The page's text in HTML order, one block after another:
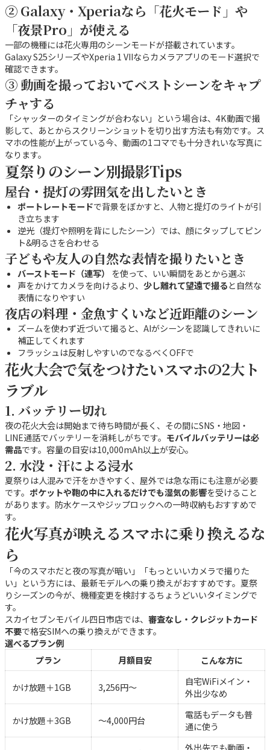
② Galaxy・Xperiaなら「花火モード」や
「夜景Pro」が使える
一部の機種には花火専用のシーンモードが搭載されています。
Galaxy S25シリーズやXperia 1 VIIならカメラアプリのモード選択で
確認できます。
③ 動画を撮っておいてベストシーンをキャプ
チャする
「シャッターのタイミングが合わない」という場合は、4K動画で撮
影して、あとからスクリーンショットを切り出す方法も有効です。ス
マホの性能が上がっている今、動画の1コマでも十分きれいな写真に
なります。
夏祭りのシーン別撮影Tips
屋台・提灯の雰囲気を出したいとき
ポートレートモードで背景をぼかすと、人物と提灯のライトが引
き立ちます
逆光（提灯や照明を背にしたシーン）では、顔にタップしてピン
ト&明るさを合わせる
子どもや友人の自然な表情を撮りたいとき
バーストモード（連写）
を使って、いい瞬間をあとから選ぶ
声をかけてカメラを向けるより、少し離れて望遠で撮る と自然な
表情になりやすい
夜店の料理・金魚すくいなど近距離のシーン
ズームを使わず近づいて撮ると、AIがシーンを認識してきれいに
補正してくれます
フラッシュは反射しやすいのでなるべくOFFで
花火大会で気をつけたいスマホの2大ト
ラブル
1. バッテリー切れ
夜の花火大会は開始まで待ち時間が長く、その間にSNS・地図・
LINE通話でバッテリーを消耗しがちです。 モバイルバッテリーは必
需品です。容量の目安は10,000mAh以上が安心。
2. 水没・汗による浸水
夏祭りは人混みで汗をかきやすく、屋外では急な雨にも注意が必要
です。 ポケットや鞄の中に入れるだけでも湿気の影響を受けること
があります。防水ケースやジップロックへの一時収納もおすすめで
す。
花火写真が映えるスマホに乗り換えるな
ら
「今のスマホだと夜の写真が暗い」「もっといいカメラで撮りた
い」という方には、最新モデルへの乗り換えがおすすめです。夏祭
りシーズンの今が、機種変更を検討するちょうどいいタイミングで
す。
スカイセブンモバイル四日市店では、 審査なし・クレジットカード
不要で格安SIMへの乗り換えができます。
選べるプラン例
プラン
月額目安 こんな方に
かけ放題＋1GB 3,256円〜
自宅WiFiメイン・
外出少なめ
かけ放題＋3GB 〜4,000円台
電話もデータも普
通に使う
外出先でも動画・